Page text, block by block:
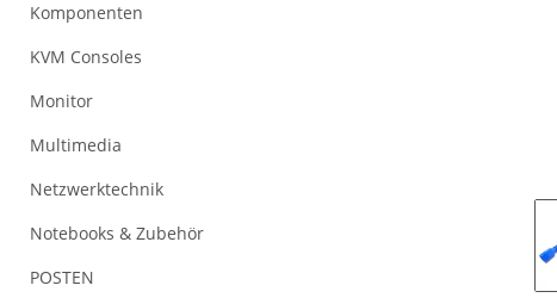
Komponenten
KVM Consoles
Monitor
Multimedia
Netzwerktechnik
Notebooks & Zubehör
POSTEN